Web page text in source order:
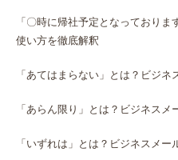
「〇時に帰社予定となっており
使い方を徹底解釈
「あてはまらない」とは？ビジ
「あらん限り」とは？ビジネス
「いずれは」とは？ビジネスメ